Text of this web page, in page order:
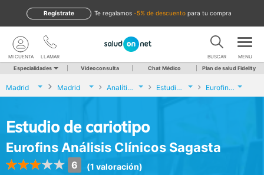
te regalamos -5% de descuento para tu compra
Regístrate
LLAMAR
MI CUENTA BUSCAR MENU
Especialidades Videoconsulta Chat Médico Plan de salud Fidelity
Madrid Madrid Analíticas y Genética Estudio de cariotipo Eurofins Análisis Clínicos Sagasta
Estudio de cariotipo
Eurofins Análisis Clínicos Sagasta
6 (1 valoración)